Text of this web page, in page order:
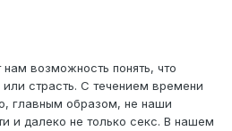
возможность понять, что
страсть. С течением времени
главным образом, не наши
и далеко не только секс. В нашем